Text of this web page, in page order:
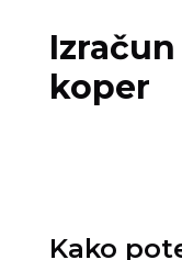
koper
Kako